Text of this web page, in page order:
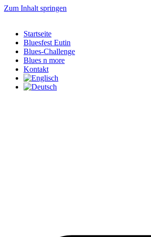
Zum Inhalt springen
Startseite
Bluesfest Eutin
Blues-Challenge
Blues n more
Kontakt